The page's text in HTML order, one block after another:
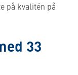
på kvalitén på
33